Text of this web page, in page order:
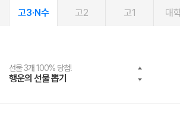
고3·N수 고2 고1 대
선물 3개 100% 당첨!
행운의 선물 뽑기
선물 100% 증정!
메가스터디 X 올리브
여름방학 스터디 캐시백
메가런 썸머스쿨
2027 러셀 단과
강사 공개선발
스마트러닝앱
설문 EVENT
메가패스
3일 무료 체험권
메가패스 수강생 무료혜택!
메가클럽 멤버십
사회공헌 캠페인
희망이룸 메가나눔